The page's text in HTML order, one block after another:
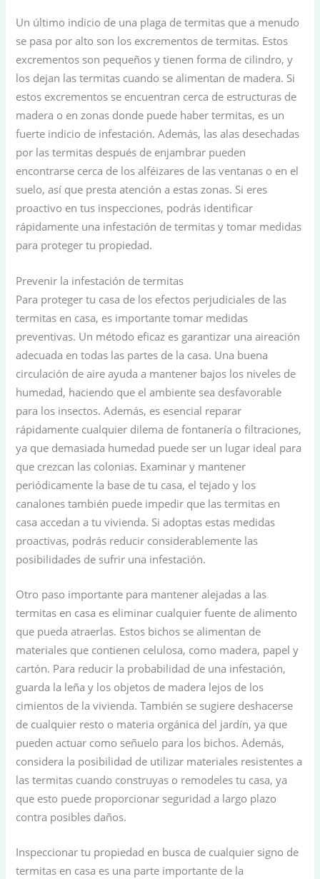
Un último indicio de una plaga de termitas que a menudo
se pasa por alto son los excrementos de termitas. Estos
excrementos son pequeños y tienen forma de cilindro, y
los dejan las termitas cuando se alimentan de madera. Si
estos excrementos se encuentran cerca de estructuras de
madera o en zonas donde puede haber termitas, es un
fuerte indicio de infestación. Además, las alas desechadas
por las termitas después de enjambrar pueden
encontrarse cerca de los alféizares de las ventanas o en el
suelo, así que presta atención a estas zonas. Si eres
proactivo en tus inspecciones, podrás identificar
rápidamente una infestación de termitas y tomar medidas
para proteger tu propiedad.
Prevenir la infestación de termitas
Para proteger tu casa de los efectos perjudiciales de las
termitas en casa, es importante tomar medidas
preventivas. Un método eficaz es garantizar una aireación
adecuada en todas las partes de la casa. Una buena
circulación de aire ayuda a mantener bajos los niveles de
humedad, haciendo que el ambiente sea desfavorable
para los insectos. Además, es esencial reparar
rápidamente cualquier dilema de fontanería o filtraciones,
ya que demasiada humedad puede ser un lugar ideal para
que crezcan las colonias. Examinar y mantener
periódicamente la base de tu casa, el tejado y los
canalones también puede impedir que las termitas en
casa accedan a tu vivienda. Si adoptas estas medidas
proactivas, podrás reducir considerablemente las
posibilidades de sufrir una infestación.
Otro paso importante para mantener alejadas a las
termitas en casa es eliminar cualquier fuente de alimento
que pueda atraerlas. Estos bichos se alimentan de
materiales que contienen celulosa, como madera, papel y
cartón. Para reducir la probabilidad de una infestación,
guarda la leña y los objetos de madera lejos de los
cimientos de la vivienda. También se sugiere deshacerse
de cualquier resto o materia orgánica del jardín, ya que
pueden actuar como señuelo para los bichos. Además,
considera la posibilidad de utilizar materiales resistentes a
las termitas cuando construyas o remodeles tu casa, ya
que esto puede proporcionar seguridad a largo plazo
contra posibles daños.
Inspeccionar tu propiedad en busca de cualquier signo de
termitas en casa es una parte importante de la